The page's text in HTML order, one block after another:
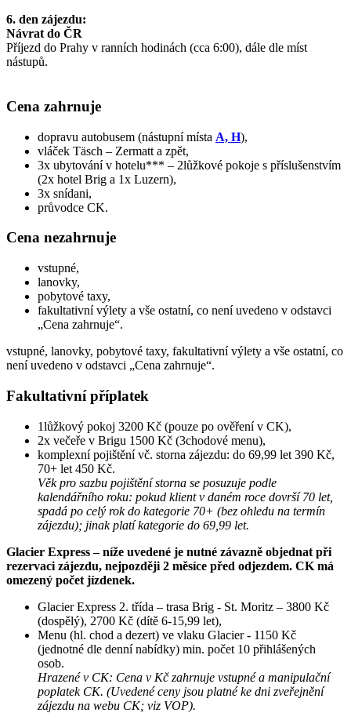
6. den zájezdu:
Návrat do ČR
Příjezd do Prahy v ranních hodinách (cca 6:00), dále dle míst
nástupů.
Cena zahrnuje
dopravu autobusem (nástupní místa A, H),
vláček Täsch – Zermatt a zpět,
3x ubytování v hotelu*** – 2lůžkové pokoje s příslušenstvím
(2x hotel Brig a 1x Luzern),
3x snídani,
průvodce CK.
Cena nezahrnuje
vstupné,
lanovky,
pobytové taxy,
fakultativní výlety a vše ostatní, co není uvedeno v odstavci
„Cena zahrnuje“.
vstupné, lanovky, pobytové taxy, fakultativní výlety a vše ostatní, co
není uvedeno v odstavci „Cena zahrnuje“.
Fakultativní příplatek
1lůžkový pokoj 3200 Kč (pouze po ověření v CK),
2x večeře v Brigu 1500 Kč (3chodové menu),
komplexní pojištění vč. storna zájezdu: do 69,99 let 390 Kč,
70+ let 450 Kč.
Věk pro sazbu pojištění storna se posuzuje podle
kalendářního roku: pokud klient v daném roce dovrší 70 let,
spadá po celý rok do kategorie 70+ (bez ohledu na termín
zájezdu); jinak platí kategorie do 69,99 let.
Glacier Express – níže uvedené je nutné závazně objednat při
rezervaci zájezdu, nejpozději 2 měsíce před odjezdem. CK má
omezený počet jízdenek.
Glacier Express 2. třída – trasa Brig - St. Moritz – 3800 Kč
(dospělý), 2700 Kč (dítě 6-15,99 let),
Menu (hl. chod a dezert) ve vlaku Glacier - 1150 Kč
(jednotné dle denní nabídky) min. počet 10 přihlášených
osob.
Hrazené v CK: Cena v Kč zahrnuje vstupné a manipulační
poplatek CK. (Uvedené ceny jsou platné ke dni zveřejnění
zájezdu na webu CK; viz VOP).